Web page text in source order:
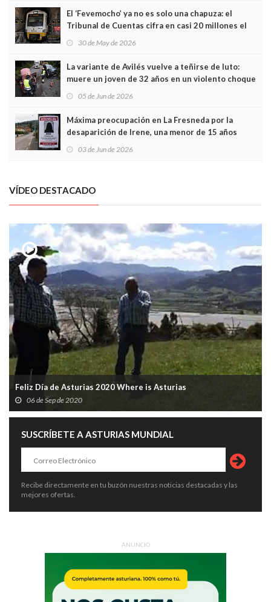
El ‘Fevemocho’ ya no es solo una chapuza: el
Tribunal de Cuentas cifra en casi 20 millones el
sobrecoste de los trenes que no cabían por los
30 de May de 2026
La variante de Avilés vuelve a teñirse de luto:
muere un joven de 32 años en un violento choque
frontal
05 de Jun de 2026
Máxima preocupación en La Fresneda por la
desaparición de Irene, una menor de 15 años
03 de Jun de 2026
VÍDEO DESTACADO
Feliz Día de Asturias 2020 Where is Asturias
06 de Sep de 2020
SUSCRÍBETE A ASTURIAS MUNDIAL
Recibe directamente en tu buzón nuestras noticias destacadas y las
mejores ofertas.
ANUNCIO